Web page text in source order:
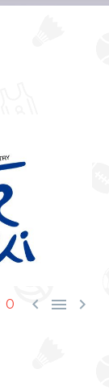
0   